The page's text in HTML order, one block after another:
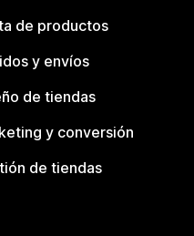
de productos
y envíos
de tiendas
y conversión
de tiendas